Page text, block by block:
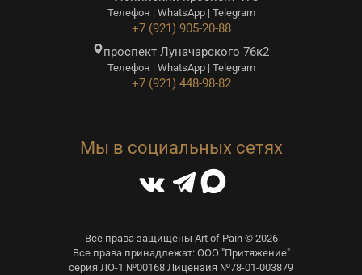
Телефон | WhatsApp | Telegram
+7 (921) 905-20-88
проспект Луначарского 76к2
Телефон | WhatsApp | Telegram
+7 (921) 448-98-82
Мы в социальных сетях
Все права защищены Art of Pain © 2026
Все права принадлежат: ООО "Притяжение"
серия ЛО-1 №00168 Лицензия №78-01-003879